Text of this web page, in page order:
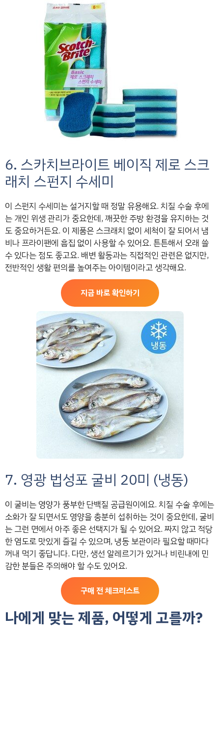
6. 스카치브라이트 베이직 제로 스크
래치 스펀지 수세미
이 스펀지 수세미는 설거지할 때 정말 유용해요. 치질 수술 후에
는 개인 위생 관리가 중요한데, 깨끗한 주방 환경을 유지하는 것
도 중요하거든요. 이 제품은 스크래치 없이 세척이 잘 되어서 냄
비나 프라이팬에 흠집 없이 사용할 수 있어요. 튼튼해서 오래 쓸
수 있다는 점도 좋고요. 배변 활동과는 직접적인 관련은 없지만,
전반적인 생활 편의를 높여주는 아이템이라고 생각해요.
지금 바로 확인하기
7. 영광 법성포 굴비 20미 (냉동)
이 굴비는 영양가 풍부한 단백질 공급원이에요. 치질 수술 후에는
소화가 잘 되면서도 영양을 충분히 섭취하는 것이 중요한데, 굴비
는 그런 면에서 아주 좋은 선택지가 될 수 있어요. 짜지 않고 적당
한 염도로 맛있게 즐길 수 있으며, 냉동 보관이라 필요할 때마다
꺼내 먹기 좋답니다. 다만, 생선 알레르기가 있거나 비린내에 민
감한 분들은 주의해야 할 수도 있어요.
구매 전 체크리스트
나에게 맞는 제품, 어떻게 고를까?